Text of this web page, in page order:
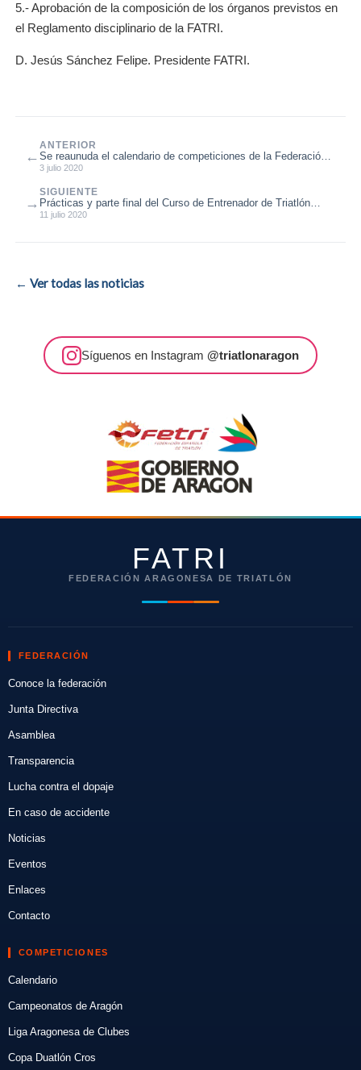
5.- Aprobación de la composición de los órganos previstos en
el Reglamento disciplinario de la FATRI.
D. Jesús Sánchez Felipe. Presidente FATRI.
←
ANTERIOR
Se reaunuda el calendario de competiciones de la Federación
Aragonesa de Triatló...
3 julio 2020
SIGUIENTE
Prácticas y parte final del Curso de Entrenador de Triatlón
Nivel 1 2020 celebra...
11 julio 2020
→
← Ver todas las noticias
Síguenos en Instagram @triatlonaragon
FATRI
FEDERACIÓN ARAGONESA DE TRIATLÓN
FEDERACIÓN
Conoce la federación
Junta Directiva
Asamblea
Transparencia
Lucha contra el dopaje
En caso de accidente
Noticias
Eventos
Enlaces
Contacto
COMPETICIONES
Calendario
Campeonatos de Aragón
Liga Aragonesa de Clubes
Copa Duatlón Cros